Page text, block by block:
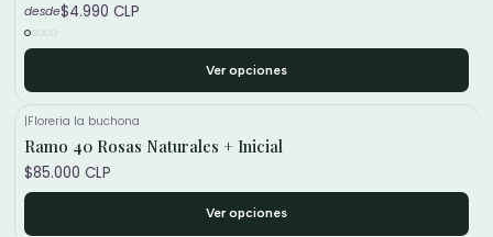
desde$4.990 CLP
Ver opciones
|Floreria la buchona
Ramo 40 Rosas Naturales + Inicial
$85.000 CLP
Ver opciones